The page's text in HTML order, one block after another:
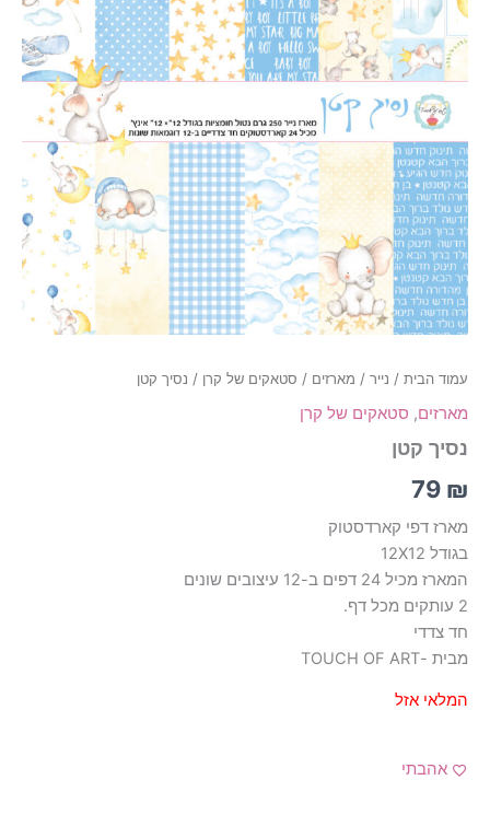
עמוד הבית / נייר / מארזים / סטאקים של קרן / נסיך קטן
מארזים, סטאקים של קרן
נסיך קטן
79 ₪
מארז דפי קארדסטוק
בגודל 12X12
המארז מכיל 24 דפים ב-12 עיצובים שונים
2 עותקים מכל דף.
חד צדדי
מבית -TOUCH OF ART
המלאי אזל
אהבתי